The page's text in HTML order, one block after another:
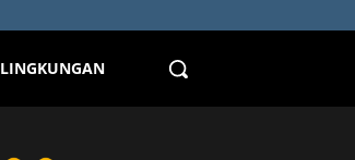
LINGKUNGAN